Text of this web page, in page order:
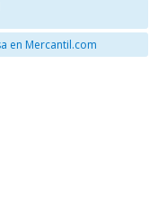
en Mercantil.com